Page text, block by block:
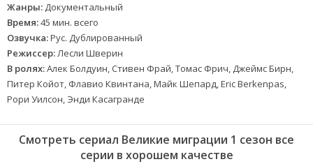
Жанры: Документальный
Время:45 мин. всего
Озвучка:Рус. Дублированный
Режиссер:Лесли Шверин
В ролях:Алек Болдуин, Стивен Фрай, Томас Фрич, Джеймс Бирн,
Питер Койот, Флавио Квинтана, Майк Шепард, Eric Berkenpas,
Рори Уилсон, Энди Касагранде
Смотреть сериал Великие миграции 1 сезон все
серии в хорошем качестве